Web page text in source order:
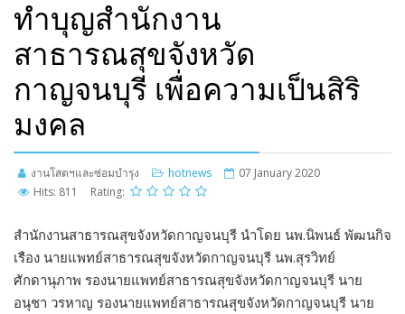
ทำบุญสำนักงาน
สาธารณสุขจังหวัด
กาญจนบุรี เพื่อความเป็นสิริ
มงคล
งานโสตฯและซ่อมบำรุง hotnews
07 January 2020
Hits: 811
Rating:
สำนักงานสาธารณสุขจังหวัดกาญจนบุรี นำโดย นพ.นิพนธ์ พัฒนกิจ
เรือง นายแพทย์สาธารณสุขจังหวัดกาญจนบุรี นพ.สุรวิทย์
ศักดานุภาพ รองนายแพทย์สาธารณสุขจังหวัดกาญจนบุรี นาย
อนุชา วรหาญ รองนายแพทย์สาธารณสุขจังหวัดกาญจนบุรี นาย